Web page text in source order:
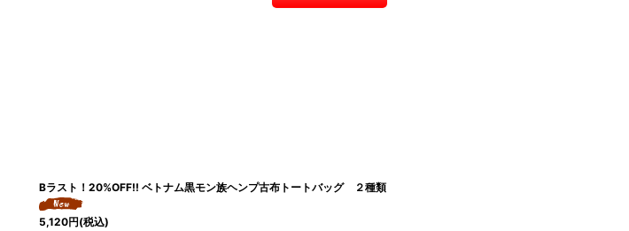
Bラスト！20%OFF!! ベトナム黒モン族ヘンプ古布トートバッグ ２種類
5,120円(税込)